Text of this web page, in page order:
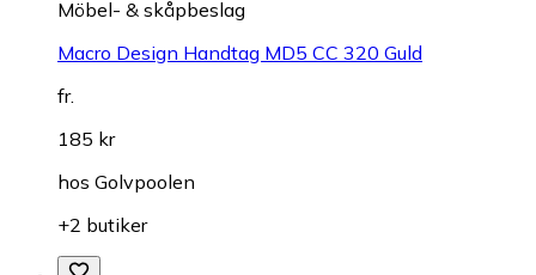
Möbel- & skåpbeslag
Macro Design Handtag MD5 CC 320 Guld
fr.
185 kr
hos Golvpoolen
+2 butiker